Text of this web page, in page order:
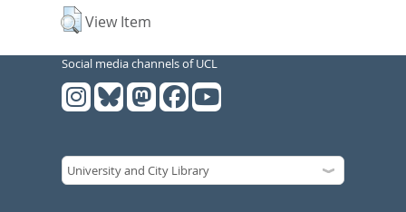
View Item
Social media channels of UCL